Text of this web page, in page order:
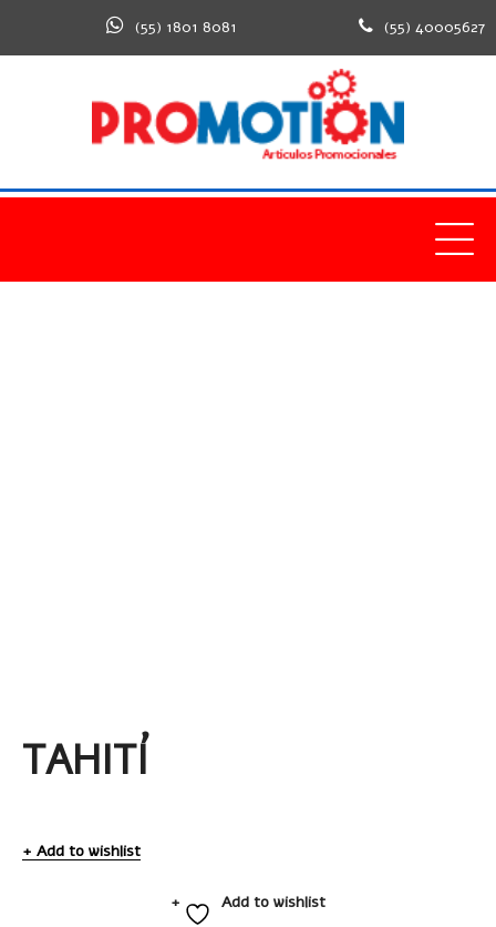
(55) 1801 8081 (55) 40005627
TAHITÍ
Add to wishlist
Add to wishlist